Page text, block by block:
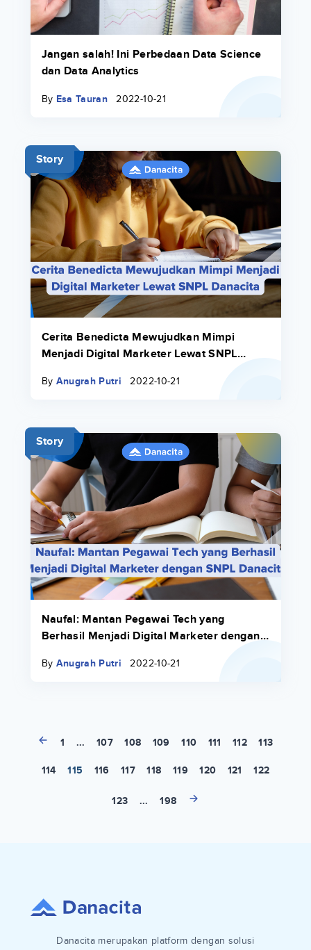
Jangan salah! Ini Perbedaan Data Science
dan Data Analytics
By Esa Tauran 2022-10-21
Story
Cerita Benedicta Mewujudkan Mimpi
Menjadi Digital Marketer Lewat SNPL
By Anugrah Putri 2022-10-21
Story
Naufal: Mantan Pegawai Tech yang
Berhasil Menjadi Digital Marketer dengan
By Anugrah Putri 2022-10-21
1 ... 107 108 109 110 111 112 113
114 115 116 117 118 119 120 121 122
123 ... 198
Danacita merupakan platform dengan solusi